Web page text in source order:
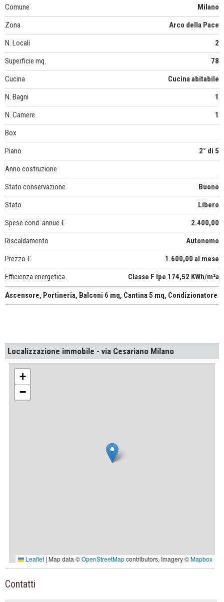
Comune
Milano
Zona
Arco della Pace
N. Locali
2
Superficie mq.
78
Cucina
Cucina abitabile
N. Bagni
1
N. Camere
1
Box
Piano
2° di 5
Anno costruzione
Stato conservazione
Buono
Stato
Libero
Spese cond. annue €
2.400,00
Riscaldamento
Autonomo
Prezzo €
1.600,00 al mese
Efficienza energetica
Classe F Ipe 174,52 KWh/m²a
Ascensore, Portineria, Balconi 6 mq, Cantina 5 mq, Condizionatore
Localizzazione immobile - via Cesariano Milano
Contatti